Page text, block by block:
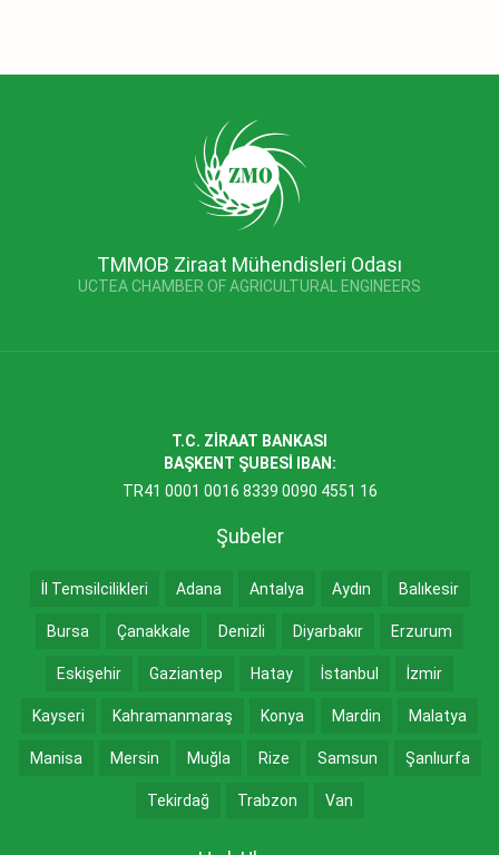
TMMOB Ziraat Mühendisleri Odası
UCTEA CHAMBER OF AGRICULTURAL ENGINEERS
T.C. ZİRAAT BANKASI
BAŞKENT ŞUBESİ IBAN:
TR41 0001 0016 8339 0090 4551 16
Şubeler
İl Temsilcilikleri Adana Antalya Aydın Balıkesir
Bursa Çanakkale Denizli Diyarbakır Erzurum
Eskişehir Gaziantep Hatay İstanbul İzmir
Kayseri Kahramanmaraş Konya Mardin Malatya
Manisa Mersin Muğla Rize Samsun Şanlıurfa
Tekirdağ Trabzon Van